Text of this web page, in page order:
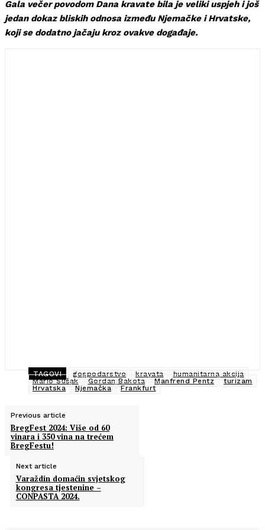
Gala večer povodom Dana kravate bila je veliki uspjeh i još
jedan dokaz bliskih odnosa između Njemačke i Hrvatske,
koji se dodatno jačaju kroz ovakve događaje.
TAGOVI gospodarstvo kravata
humanitarna akcija
Mario Šušak
Gordan Bakota Manfrend Pentz
turizam
Hrvatska
Njemačka Frankfurt
Previous article
BregFest 2024: Više od 60
vinara i 350 vina na trećem
BregFestu!
Next article
Varaždin domaćin svjetskog
kongresa tjestenine –
CONPASTA 2024.